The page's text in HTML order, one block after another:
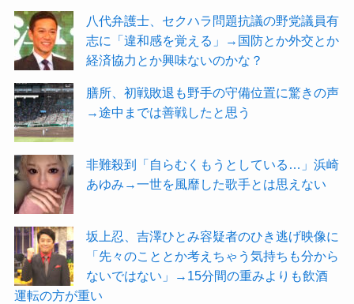
八代弁護士、セクハラ問題抗議の野党議員有
志に「違和感を覚える」→国防とか外交とか
経済協力とか興味ないのかな？
膳所、初戦敗退も野手の守備位置に驚きの声
→途中までは善戦したと思う
非難殺到「自らむくもうとしている…」浜崎
あゆみ→一世を風靡した歌手とは思えない
坂上忍、吉澤ひとみ容疑者のひき逃げ映像に
「先々のこととか考えちゃう気持ちも分から
ないではない」→15分間の重みよりも飲酒
運転の方が重い